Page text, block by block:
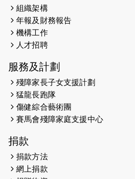
2026-05-22
2026-05-21
2026-05-14
（19:00開始）
2026-05-07
開始）
2026-04-30
2026-04-25
組織架構
年報及財務報告
機構工作
人才招聘
服務及計劃
殘障家長子女支援計劃
猛龍長跑隊
傷健綜合藝術團
賽馬會殘障家庭支援中心
捐款
捐款方法
網上捐款